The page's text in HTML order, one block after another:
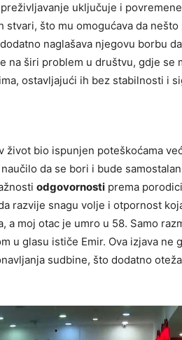
uključuje i
što mu omogućava da nešto
naglašava njegovu borbu
na širi problem u društvu, gdje se
ostavljajući ih bez stabilnosti i
život bio ispunjen poteškoćama
da se bori i bude
odgovornosti prema
razvije snagu volje i otpornost
a moj otac je umro u 58. Samo
u glasu ističe Emir. Ova izjava ne
sudbine, što dodatno